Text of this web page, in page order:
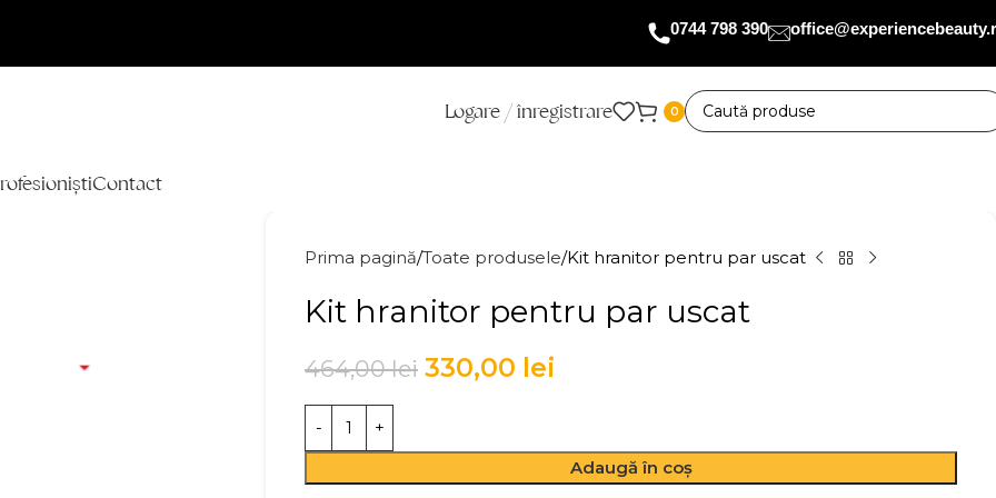
0744 798 390
Logare / înregistrare 0
Contact
Prima pagină Toate produsele Kit hranitor pentru par uscat
Kit hranitor pentru par uscat
464,00lei 330,00 lei
Adaugă în coș